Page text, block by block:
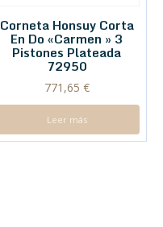
Corneta Honsuy Corta
En Do «Carmen » 3
Pistones Plateada
72950
771,65 €
Leer más